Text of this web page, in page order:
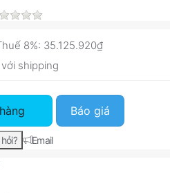
8%: 35.125.920₫
shipping
Flow 7500 Flatbed
Báo giá
Email